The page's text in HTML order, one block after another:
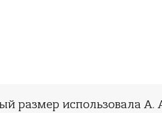
размер использовала А.